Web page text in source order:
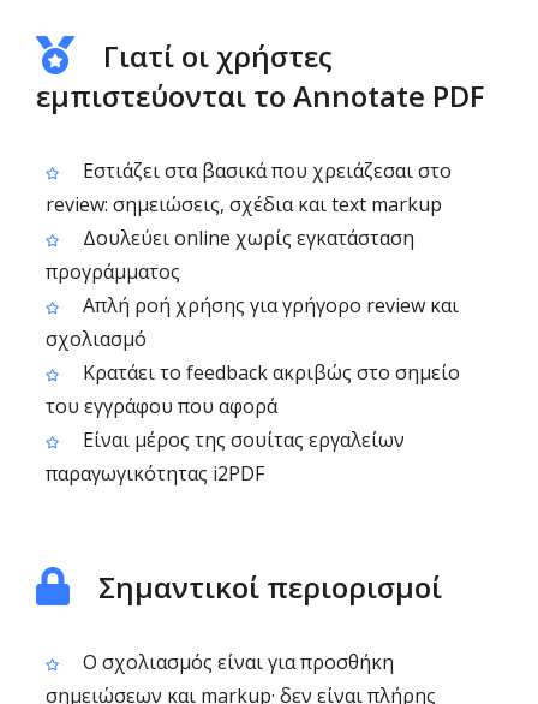
Γιατί οι χρήστες
εμπιστεύονται το Annotate PDF
Εστιάζει στα βασικά που χρειάζεσαι στο
review: σημειώσεις, σχέδια και text markup
Δουλεύει online χωρίς εγκατάσταση
προγράμματος
Απλή ροή χρήσης για γρήγορο review και
σχολιασμό
Κρατάει το feedback ακριβώς στο σημείο
του εγγράφου που αφορά
Είναι μέρος της σουίτας εργαλείων
παραγωγικότητας i2PDF
Σημαντικοί περιορισμοί
Ο σχολιασμός είναι για προσθήκη
σημειώσεων και markup· δεν είναι πλήρης